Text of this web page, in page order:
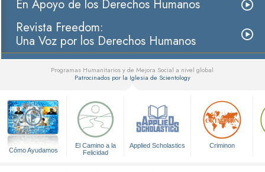
En Apoyo de los Derechos Humanos
Revista Freedom:
Una Voz por los Derechos Humanos
Programas Humanitarios y de Mejora Social a nivel global
Patrocinados por la Iglesia de Scientology
Cómo Ayudamos
El Camino a la
Felicidad
Applied Scholastics Criminon